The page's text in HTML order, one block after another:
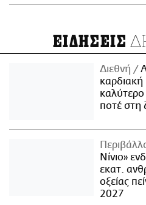
ΕΙΔΗΣΕΙΣ
Διεθνή
ποτέ στη
Νίνιο»
εκατ.
οξείας
2027